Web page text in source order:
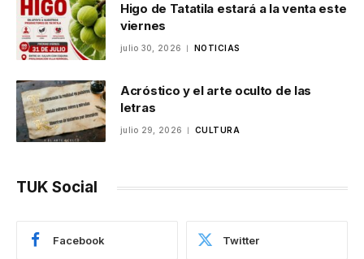
Higo de Tatatila estará a la venta este
viernes
julio 30, 2026 NOTICIAS
Acróstico y el arte oculto de las
letras
julio 29, 2026 CULTURA
TUK Social
Facebook Twitter